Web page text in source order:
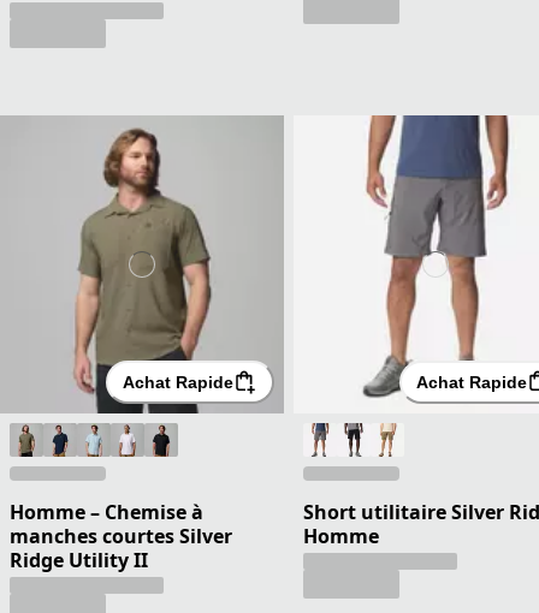
Achat Rapide
Homme – Chemise à
manches courtes Silver
Ridge Utility II
Achat Rapide
Short utilitaire Silver
Homme